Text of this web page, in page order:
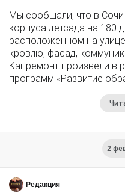
Мы сообщали, что в
корпуса детсада на 180
расположенном на
кровлю, фасад,
Капремонт произвели в
программ «Развитие
2
Редакция